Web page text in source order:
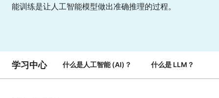
能训练是让人工智能模型做出准确推理的过程。
学习中心 什么是人工智能 (AI)？ 什么是 LLM？